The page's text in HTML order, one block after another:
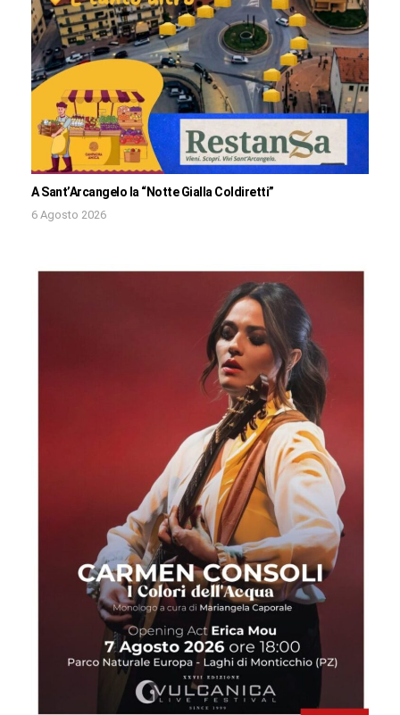
A Sant’Arcangelo la “Notte Gialla Coldiretti”
6 Agosto 2026